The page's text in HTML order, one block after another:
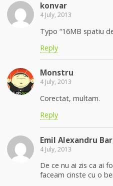
konvar
4 July, 2013
Typo “16MB spatiu
Reply
Monstru
4 July, 2013
Corectat, multam.
Reply
Emil Alexandru
4 July, 2013
De ce nu ai zis ca ai
faceam cinste cu o